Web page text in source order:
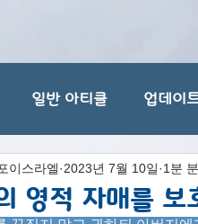
일반 아티클 업데이
영적 자매를 보
이스라엘 2023년 7월 10일 1분